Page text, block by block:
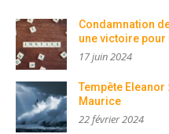
Condamnation
une victoire
17 juin 2024
Tempête
Maurice
22 février 2024